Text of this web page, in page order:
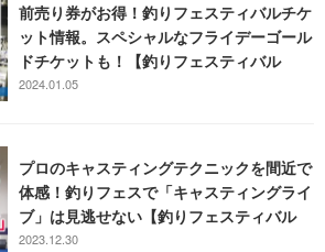
前売り券がお得！釣りフェスティバルチケ
ット情報。スペシャルなフライデーゴール
ドチケットも！【釣りフェスティバル
2024】
2024.01.05
プロのキャスティングテクニックを間近で
体感！釣りフェスで「キャスティングライ
ブ」は見逃せない【釣りフェスティバル
2024】
2023.12.30